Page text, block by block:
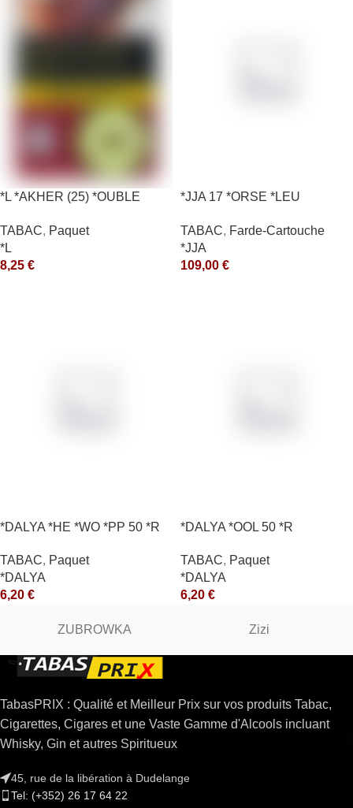
*L *AKHER (25) *OUBLE
TABAC, Paquet
*L
8,25 €
*JJA 17 *ORSE *LEU
TABAC, Farde-Cartouche
*JJA
109,00 €
*DALYA *HE *WO *PP 50 *R
TABAC, Paquet
*DALYA
6,20 €
*DALYA *OOL 50 *R
TABAC, Paquet
*DALYA
6,20 €
ZUBROWKA Zizi
TabasPRIX : Qualité et Meilleur Prix sur vos produits Tabac,
Cigarettes, Cigares et une Vaste Gamme d'Alcools incluant
Whisky, Gin et autres Spiritueux
45, rue de la libération à Dudelange
Tel: (+352) 26 17 64 22